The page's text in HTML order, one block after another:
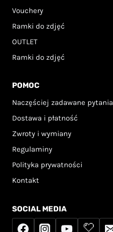
Vouchery
Ramki do zdjęć
OUTLET
Ramki do zdjęć
POMOC
Naczęściej zadawane pytania
Dostawa i płatność
Zwroty i wymiany
Regulaminy
Polityka prywatności
Kontakt
SOCIAL MEDIA